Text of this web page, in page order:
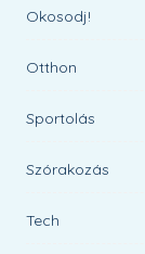
Okosodj!
Otthon
Sportolás
Szórakozás
Tech